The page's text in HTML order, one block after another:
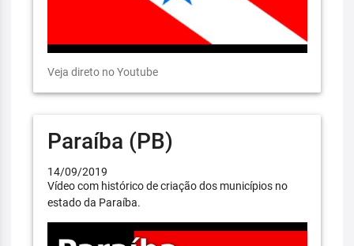
Veja direto no Youtube
Paraíba (PB)
14/09/2019
Vídeo com histórico de criação dos municípios no
estado da Paraíba.